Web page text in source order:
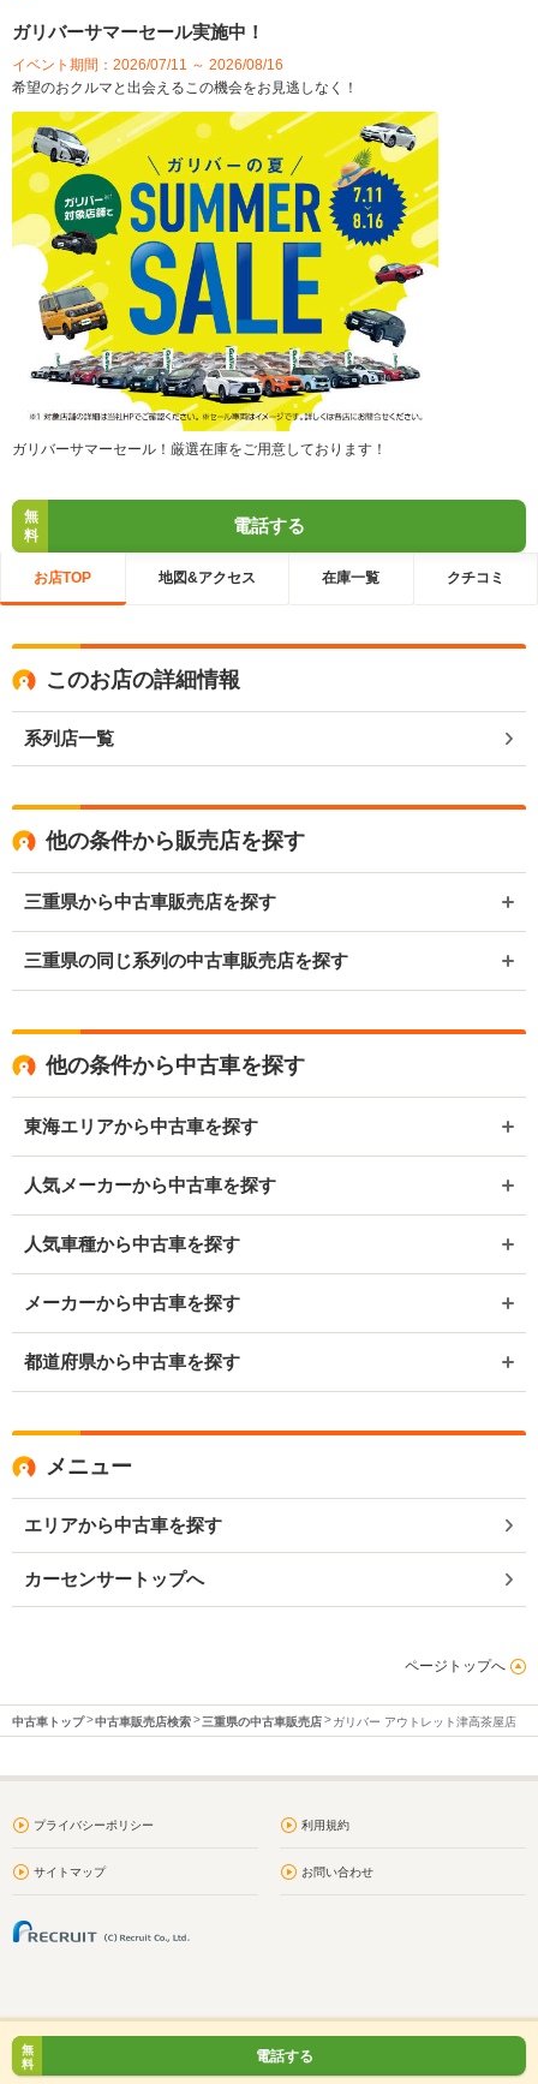
ガリバーサマーセール実施中！
イベント期間：2026/07/11 ～ 2026/08/16
希望のおクルマと出会えるこの機会をお見逃しなく！
ガリバーサマーセール！厳選在庫をご用意しております！
無
料
電話する
お店TOP 地図&アクセス 在庫一覧 クチコミ
このお店の詳細情報
系列店一覧
他の条件から販売店を探す
三重県から中古車販売店を探す
三重県の同じ系列の中古車販売店を探す
他の条件から中古車を探す
東海エリアから中古車を探す
人気メーカーから中古車を探す
人気車種から中古車を探す
メーカーから中古車を探す
都道府県から中古車を探す
メニュー
エリアから中古車を探す
カーセンサートップへ
ページトップへ
中古車トップ 中古車販売店検索 三重県の中古車販売店 ガリバー アウトレット津高茶屋店
プライバシーポリシー 利用規約
サイトマップ お問い合わせ
無
料
電話する